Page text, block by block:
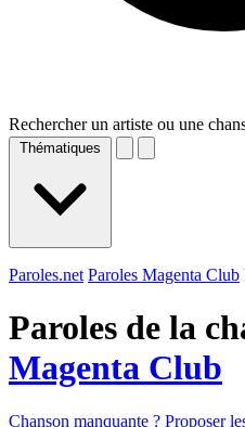
Rechercher un artiste ou une
Thématiques
Paroles.net Paroles Magenta Club
Paroles de la
Magenta Club
Chanson manquante ? Proposer